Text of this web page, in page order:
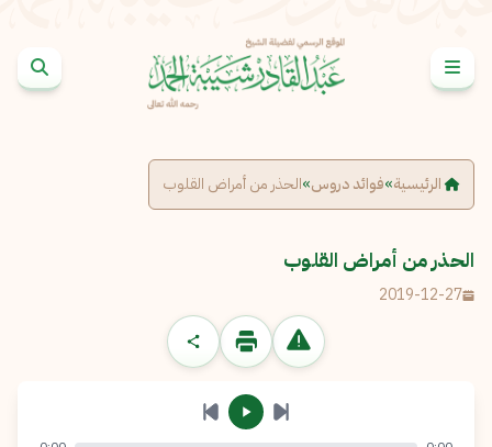
الرئيسية»فوائد دروس»الحذر من أمراض القلوب
الحذر من أمراض القلوب
2019-12-27
الإبلاغ عن مشكلة
الرسالة